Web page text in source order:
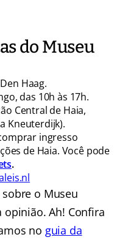
do Museu
Haag.
das 10h às 17h.
Central de Haia,
Kneuterdijk).
ingresso
de Haia. Você pode
.
o Museu
opinião. Ah! Confira
no guia da